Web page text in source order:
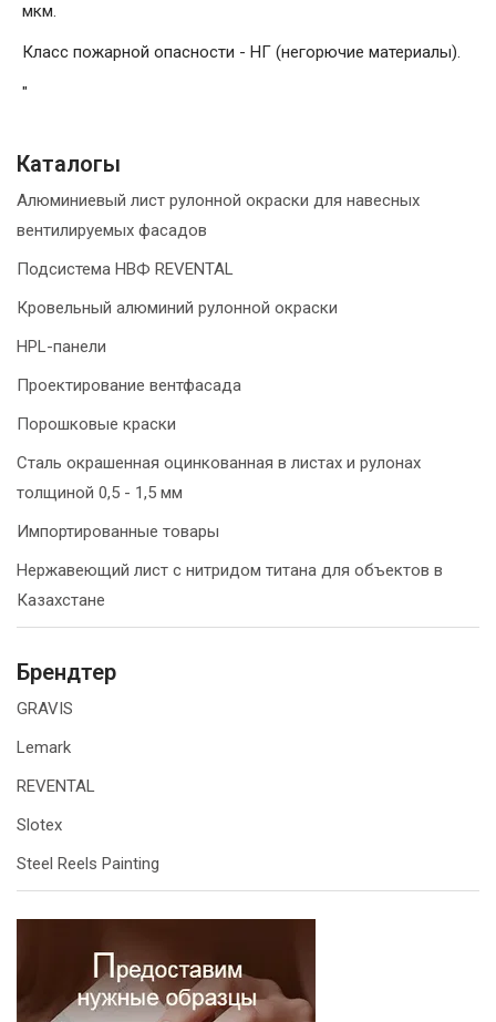
мкм.
Класс пожарной опасности - НГ (негорючие материалы).
"
Каталогы
Алюминиевый лист рулонной окраски для навесных
вентилируемых фасадов
Подсистема НВФ REVENTAL
Кровельный алюминий рулонной окраски
HPL-панели
Проектирование вентфасада
Порошковые краски
Сталь окрашенная оцинкованная в листах и рулонах
толщиной 0,5 - 1,5 мм
Импортированные товары
Нержавеющий лист с нитридом титана для объектов в
Казахстане
Брендтер
GRAVIS
Lemark
REVENTAL
Slotex
Steel Reels Painting